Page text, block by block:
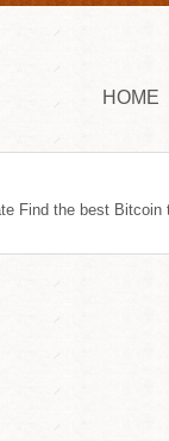
HOME
Find the best